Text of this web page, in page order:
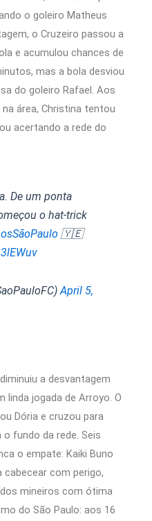
o goleiro Matheus
o Cruzeiro passou a
e acumulou chances de
mas a bola desviou
do goleiro Rafael. Aos
área, Christina tentou
acertando a rede do
De um ponta
o hat-trick
🇾🇪
April 5,
a desvantagem
linda jogada de Arroyo. O
Dória e cruzou para
o fundo da rede. Seis
o empate: Kaiki Buno
cabecear com perigo,
mineiros com ótima
do São Paulo: aos 16